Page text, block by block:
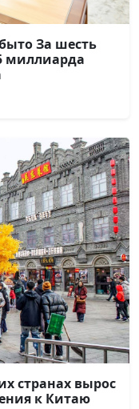
За шесть
миллиарда
странах вырос
к Китаю